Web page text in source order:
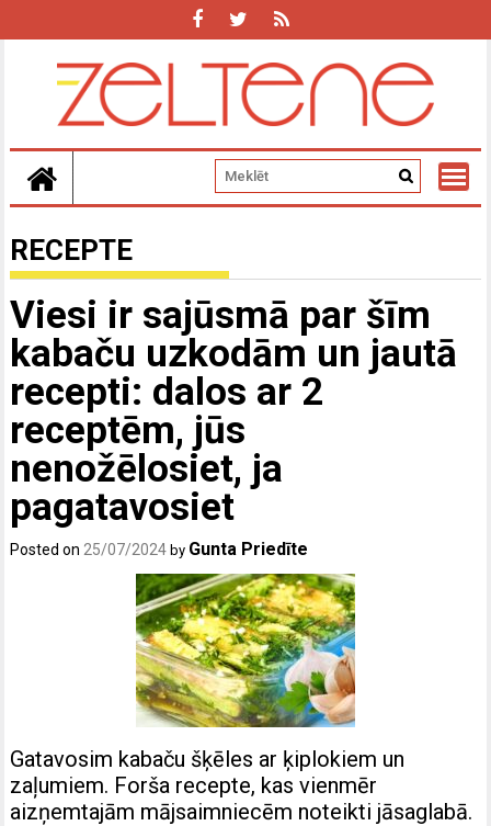
RECEPTE
Viesi ir sajūsmā par šīm
kabaču uzkodām un jautā
recepti: dalos ar 2
receptēm, jūs
nenožēlosiet, ja
pagatavosiet
Posted on 25/07/2024 by Gunta Priedīte
Gatavosim kabaču šķēles ar ķiplokiem un
zaļumiem. Forša recepte, kas vienmēr
aizņemtajām mājsaimniecēm noteikti jāsaglabā.